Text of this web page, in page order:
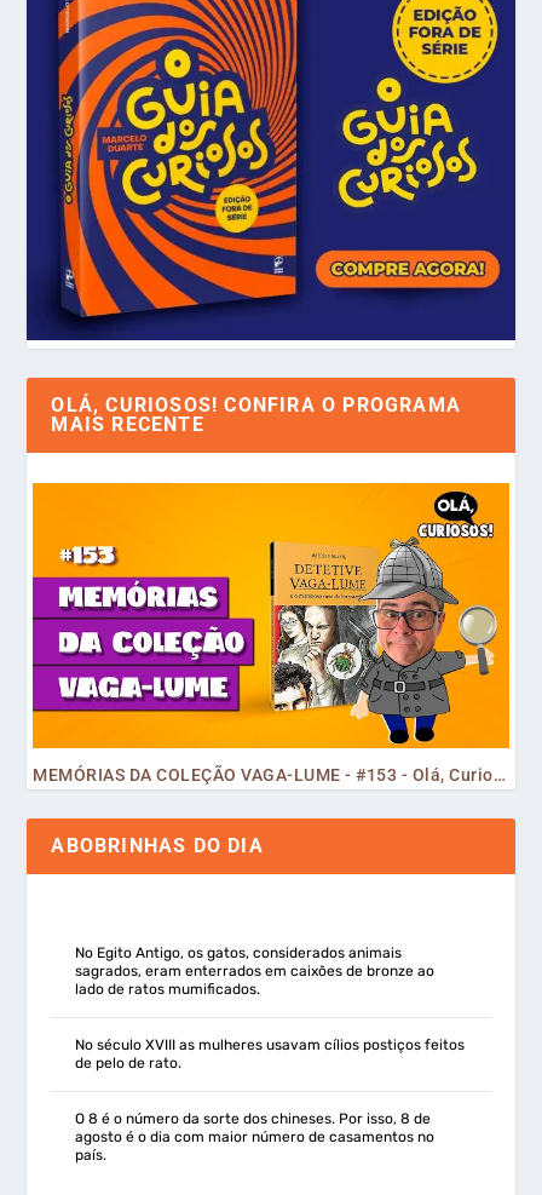
OLÁ, CURIOSOS! CONFIRA O PROGRAMA
MAIS RECENTE
MEMÓRIAS DA COLEÇÃO VAGA-LUME - #153 - Olá, Curiosos! 2023
ABOBRINHAS DO DIA
No Egito Antigo, os gatos, considerados animais
sagrados, eram enterrados em caixões de bronze ao
lado de ratos mumificados.
No século XVIII as mulheres usavam cílios postiços feitos
de pelo de rato.
O 8 é o número da sorte dos chineses. Por isso, 8 de
agosto é o dia com maior número de casamentos no
país.